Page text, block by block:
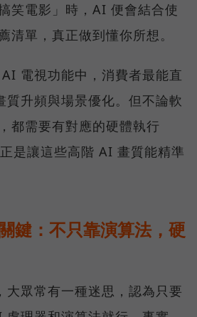
笑電影」時，AI 便會結合使
清單，真正做到懂你所想。
電視功能中，消費者最能直
升頻與場景優化。但不論軟
都需要有對應的硬體執行
是讓這些高階 AI 畫質能精準
鍵：不只靠演算法，硬
眾常有一種迷思，認為只要